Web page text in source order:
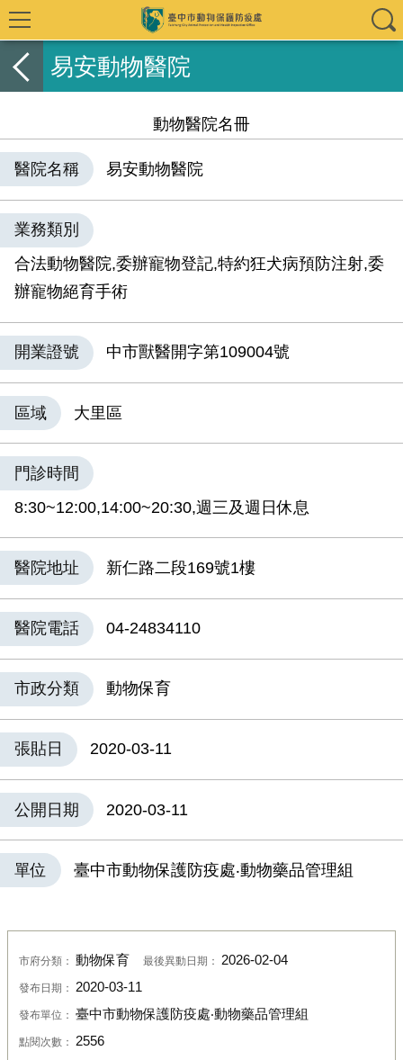
易安動物醫院
動物醫院名冊
醫院名稱 易安動物醫院
業務類別
合法動物醫院,委辦寵物登記,特約狂犬病預防注射,委
辦寵物絕育手術
開業證號 中市獸醫開字第109004號
區域 大里區
門診時間
8:30~12:00,14:00~20:30,週三及週日休息
醫院地址 新仁路二段169號1樓
醫院電話 04-24834110
市政分類 動物保育
張貼日 2020-03-11
公開日期 2020-03-11
單位 臺中市動物保護防疫處‧動物藥品管理組
市府分類： 動物保育 最後異動日期： 2026-02-04
發布日期： 2020-03-11
發布單位： 臺中市動物保護防疫處‧動物藥品管理組
點閱次數： 2556